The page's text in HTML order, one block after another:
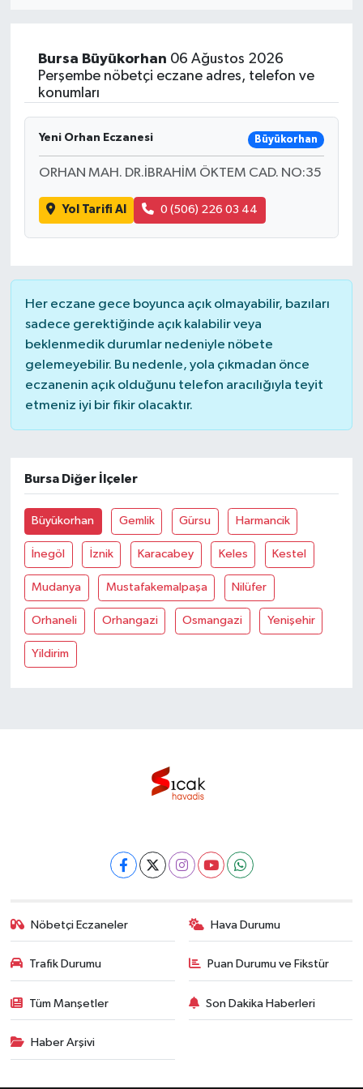
Bursa Büyükorhan 06 Ağustos 2026
Perşembe nöbetçi eczane adres, telefon ve
konumları
Yeni Orhan Eczanesi Büyükorhan
ORHAN MAH. DR.İBRAHİM ÖKTEM CAD. NO:35
Yol Tarifi Al 0 (506) 226 03 44
Her eczane gece boyunca açık olmayabilir, bazıları
sadece gerektiğinde açık kalabilir veya
beklenmedik durumlar nedeniyle nöbete
gelemeyebilir. Bu nedenle, yola çıkmadan önce
eczanenin açık olduğunu telefon aracılığıyla teyit
etmeniz iyi bir fikir olacaktır.
Bursa Diğer İlçeler
Büyükorhan Gemlik Gürsu Harmancik
İnegöl İznik Karacabey Keles Kestel
Mudanya Mustafakemalpaşa Nilüfer
Orhaneli Orhangazi Osmangazi Yenişehir
Yildirim
Nöbetçi Eczaneler Hava Durumu
Trafik Durumu Puan Durumu ve Fikstür
Tüm Manşetler Son Dakika Haberleri
Haber Arşivi
Sağlık
Magazin
Gündem
Kültür & Sanat
Teknoloji
Bilim
Genel
Bilim, Teknoloji